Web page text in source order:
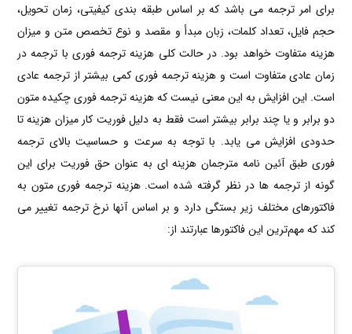
برای امر ترجمه می باشد که بر اساس طبقه بندی کیفیتی، زمان تحویل،
حجم فایل، تعداد کلمات، زبان مبدأ و مقصد و نوع تخصص متن و میزان
هزینه متفاوت خواهد بود. در حالت کلی هزینه ترجمه فوری با ترجمه در
زمان عادی متفاوت است و هزینه ترجمه فوری کمی بیشتر از ترجمه عادی
است. این افزایش به این معنی نیست که هزینه ترجمه فوری چکیده متون
دو برابر و یا چند برابر بیشتر است فقط به دلیل فوریت کار میزان هزینه تا
حدودی افزایش می یابد. با توجه به سرعت و حساسیت بالای ترجمه
فوری طبق آئین نامه مترجمان هزینه ای به عنوان حق فوریت برای این
گونه از ترجمه ها در نظر گرفته شده است. هزینه ترجمه فوری متون به
فاکتورهای مختلف زیر بستگی دارد و بر اساس آنها نرخ ترجمه تغییر می
کند که مهم‌ترین این فاکتورها عبارتند از: